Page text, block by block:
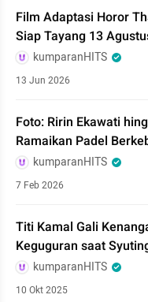
Film Adaptasi Horor
Siap Tayang 13
kumparanHITS
13 Jun 2026
Foto: Ririn Ekawati
Ramaikan Padel
kumparanHITS
7 Feb 2026
Titi Kamal Gali
Keguguran saat
kumparanHITS
10 Okt 2025